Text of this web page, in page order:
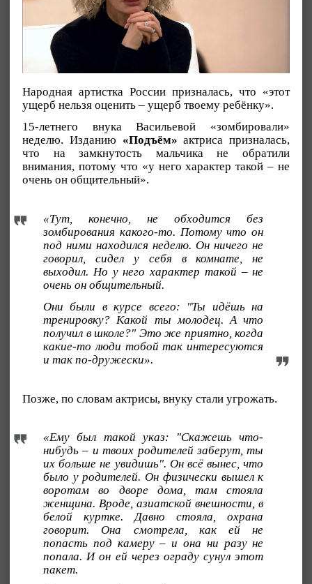
Народная артистка России призналась, что «этот
ущерб нельзя оценить – ущерб твоему ребёнку».
15-летнего внука Васильевой «зомбировали»
неделю. Изданию «Подъём» актриса призналась,
что на замкнутость мальчика не обратили
внимания, потому что «у него характер такой – не
очень он общительный».
«Тут, конечно, не обходится без
зомбирования какого-то. Потому что он
под ними находился неделю. Он ничего не
говорил, сидел у себя в комнате, не
выходил. Но у него характер такой – не
очень он общительный.
Они были в курсе всего: "Ты идёшь на
тренировку? Какой ты молодец. А что
получил в школе?" Это же приятно, когда
какие-то люди тобой так интересуются
и так по-дружески».
Позже, по словам актрисы, внуку стали угрожать.
«Ему был такой указ: "Скажешь что-
нибудь – и твоих родителей заберут, ты
их больше не увидишь". Он всё вынес, что
было у родителей. Он физически вышел к
воротам во дворе дома, там стояла
женщина. Вроде, азиатской внешности, в
белой куртке. Давно стояла, охрана
говорит. Она смотрела, как ей не
попасть под камеру – и она ни разу не
попала. И он ей через ограду сунул этот
пакет.